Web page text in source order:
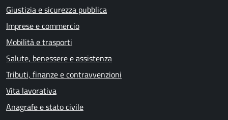
Giustizia e sicurezza pubblica
Imprese e commercio
Mobilità e trasporti
Salute, benessere e assistenza
Tributi, finanze e contravvenzioni
Vita lavorativa
Anagrafe e stato civile